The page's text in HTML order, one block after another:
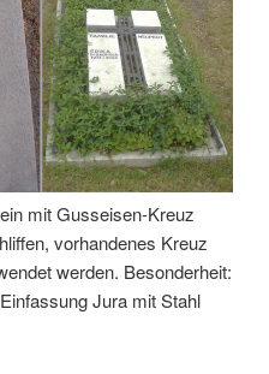
mit Gusseisen-Kreuz
vorhandenes Kreuz
werden. Besonderheit:
Jura mit Stahl